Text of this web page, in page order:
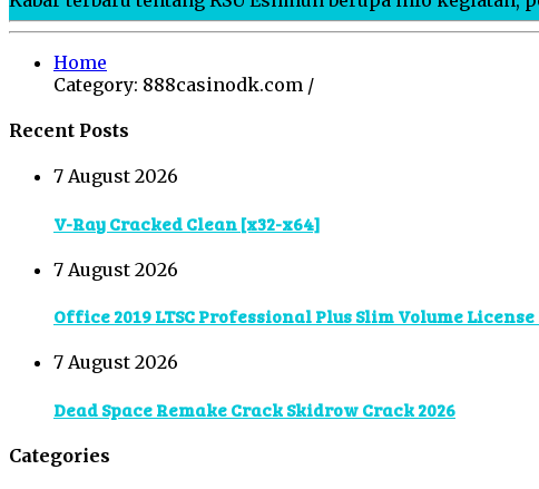
Home
Category: 888casinodk.com /
Recent Posts
7 August 2026
V-Ray Cracked Clean [x32-x64]
7 August 2026
Office 2019 LTSC Professional Plus Slim Volume
7 August 2026
Dead Space Remake Crack Skidrow Crack 2026
Categories